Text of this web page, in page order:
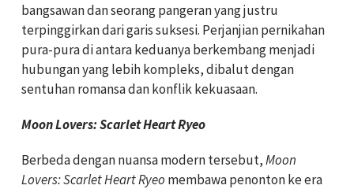
bangsawan dan seorang pangeran yang justru
terpinggirkan dari garis suksesi. Perjanjian pernikahan
pura-pura di antara keduanya berkembang menjadi
hubungan yang lebih kompleks, dibalut dengan
sentuhan romansa dan konflik kekuasaan.
Moon Lovers: Scarlet Heart Ryeo
Berbeda dengan nuansa modern tersebut,Moon
Lovers: Scarlet Heart Ryeo membawa penonton ke era